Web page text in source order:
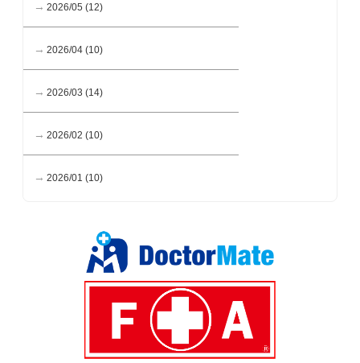
2026/05 (12)
2026/04 (10)
2026/03 (14)
2026/02 (10)
2026/01 (10)